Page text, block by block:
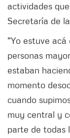
actividades
Secretaría de
"Yo estuve
personas
estaban
momento
cuando
muy central y
parte de todas